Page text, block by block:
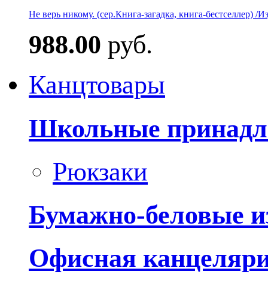
Не верь никому. (сер.Книга-загадка, книга-бестселлер) /
988.00 руб.
Канцтовары
Школьные
Рюкзаки
Бумажно-беловые
Офисная